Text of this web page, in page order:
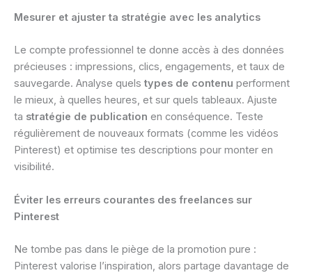
Mesurer et ajuster ta stratégie avec les analytics
Le compte professionnel te donne accès à des données
précieuses : impressions, clics, engagements, et taux de
sauvegarde. Analyse quels types de contenu performent
le mieux, à quelles heures, et sur quels tableaux. Ajuste
ta stratégie de publication en conséquence. Teste
régulièrement de nouveaux formats (comme les vidéos
Pinterest) et optimise tes descriptions pour monter en
visibilité.
Éviter les erreurs courantes des freelances sur
Pinterest
Ne tombe pas dans le piège de la promotion pure :
Pinterest valorise l’inspiration, alors partage davantage de